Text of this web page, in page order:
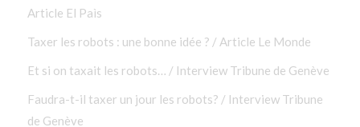
Article El Paìs
Taxer les robots : une bonne idée ? / Article Le Monde
Et si on taxait les robots… / Interview Tribune de Genève
Faudra-t-il taxer un jour les robots? / Interview Tribune
de Genève